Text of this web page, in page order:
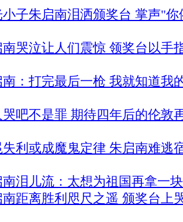
小子朱启南泪洒颁奖台 掌声"
南哭泣让人们震惊 领奖台以手
南：打完最后一枪 我就知道我
哭吧不是罪 期待四年后的伦敦
失利或成魔鬼定律 朱启南难逃
南泪儿流：太想为祖国再拿一
南距离胜利咫尺之遥 颁奖台上